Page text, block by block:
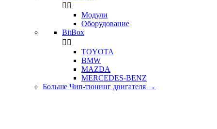
 
Модули
Оборудование
BitBox
 
TOYOTA
BMW
MAZDA
MERCEDES-BENZ
Больше Чип-тюнинг двигателя →